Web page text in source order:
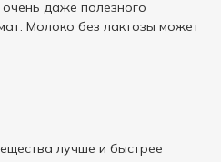
даже полезного
Молоко без лактозы может
лучше и быстрее